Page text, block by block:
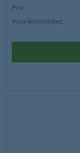
Prix:
Vous économisez: